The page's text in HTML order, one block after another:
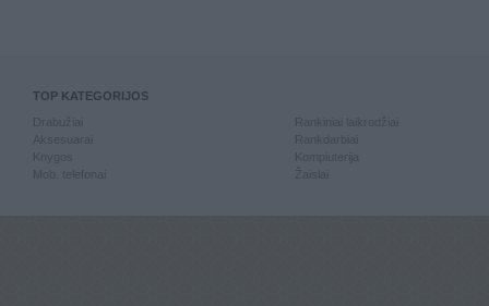
TOP KATEGORIJOS
Knygos
Mob. telefonai
Kompiuterija
Žaislai